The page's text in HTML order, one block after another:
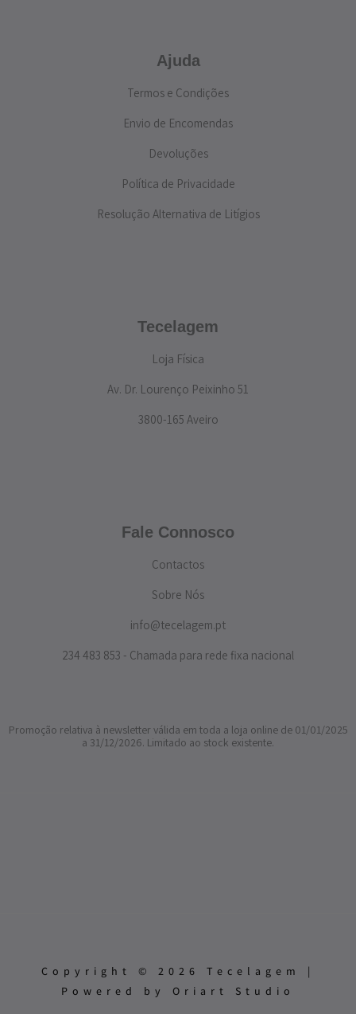
Ajuda
Termos e Condições
Envio de Encomendas
Devoluções
Política de Privacidade
Resolução Alternativa de Litígios
Tecelagem
Loja Física
Av. Dr. Lourenço Peixinho 51
3800-165 Aveiro
Fale Connosco
Contactos
Sobre Nós
info@tecelagem.pt
234 483 853 - Chamada para rede fixa nacional
Promoção relativa à newsletter válida em toda a loja online de 01/01/2025
a 31/12/2026. Limitado ao stock existente.
Copyright © 2026 Tecelagem |
Powered by Oriart Studio